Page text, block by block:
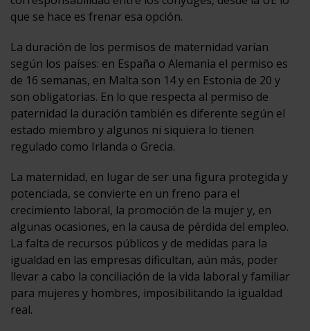
que se hace es frenar esa opción.
La duración de los permisos de maternidad varían
según los países: en España o Alemania el permiso es
de 16 semanas, en Malta son 14 y en Estonia de 20 y
son obligatorias. En lo que respecta al permiso de
paternidad la duración también es diferente según el
estado miembro y algunos ni siquiera lo tienen
regulado como Irlanda o Grecia.
La maternidad, en lugar de ser una figura protegida y
potenciada, se convierte en un freno para el
crecimiento laboral, la promoción de la mujer y, en
algunas ocasiones, en la causa de pérdida del empleo.
La falta de recursos públicos y de medidas para la
igualdad en las empresas dificultan, aún más, poder
llevar a cabo la conciliación de la vida laboral y familiar
para mujeres y hombres, imposibilitando la igualdad
real.